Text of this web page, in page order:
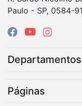
Paulo - SP, 0584-
Departamentos
Páginas